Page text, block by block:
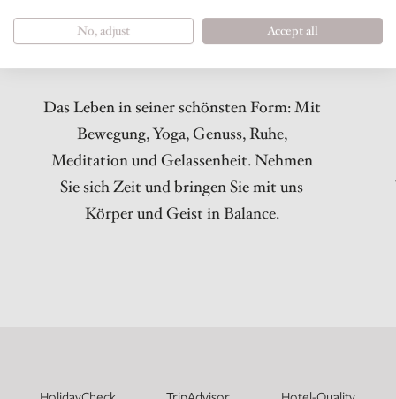
Das Leben in seiner schönsten Form: Mit
Bewegung, Yoga, Genuss, Ruhe,
Meditation und Gelassenheit. Nehmen
Sie sich Zeit und bringen Sie mit uns
Körper und Geist in Balance.
No, adjust Accept all